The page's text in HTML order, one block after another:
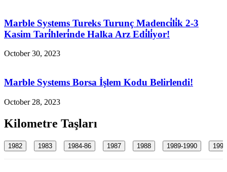
Marble Systems Tureks Turunç Madenci̇li̇k 2-3
Kasim Tari̇hleri̇nde Halka Arz Edi̇li̇yor!
October 30, 2023
Marble Systems Borsa İşlem Kodu Belirlendi!
October 28, 2023
Kilometre Taşları
1982 1983 1984-86 1987 1988 1989-1990